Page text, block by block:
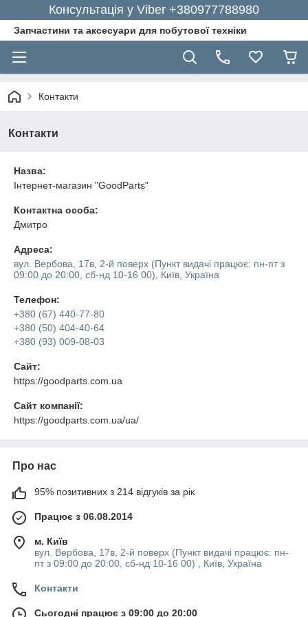
Консультація у Viber +380977788980
Запчастини та аксесуари для побутової техніки
Контакти
Контакти
Назва:
Інтернет-магазин "GoodParts"
Контактна особа:
Дмитро
Адреса:
вул. Вербова, 17в, 2-й поверх (Пункт видачі працює: пн-пт з
09:00 до 20:00, сб-нд 10-16 00), Київ, Україна
Телефон:
+380 (67) 440-77-80
+380 (50) 404-40-64
+380 (93) 009-08-03
Сайт:
https://goodparts.com.ua
Сайт компанії:
https://goodparts.com.ua/ua/
Про нас
95% позитивних з 214 відгуків за рік
Працює з 06.08.2014
м. Київ
вул. Вербова, 17в, 2-й поверх (Пункт видачі працює: пн-
пт з 09:00 до 20:00, сб-нд 10-16 00) , Київ, Україна
Контакти
Сьогодні працює з 09:00 до 20:00